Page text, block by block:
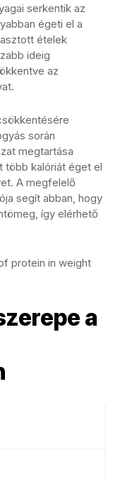
serkentik az
égeti el a
ételek
ideig
az
során
megtartása
több kalóriát éget el
A megfelelő
segít abban, hogy
így elérhető
protein in weight
a